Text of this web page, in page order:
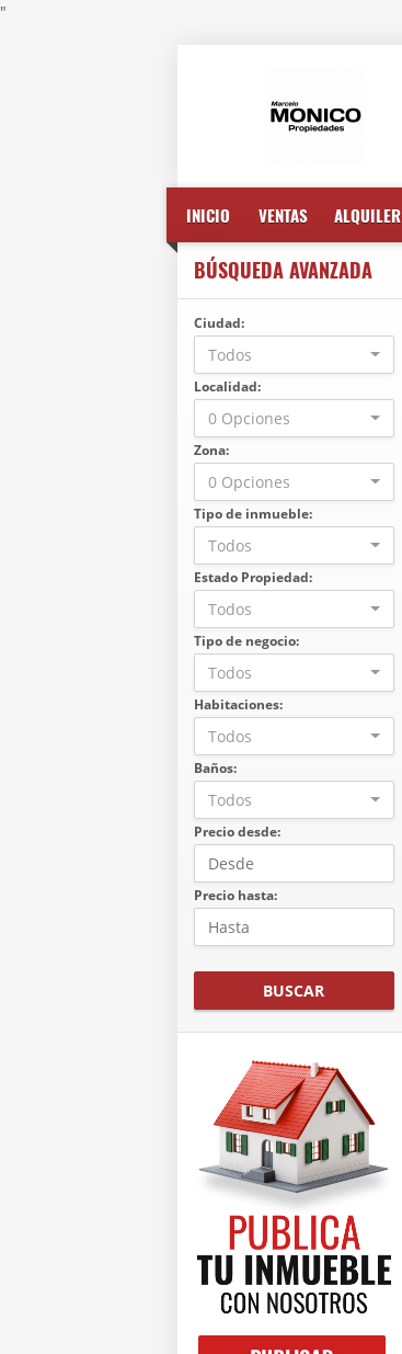
"
INICIO VENTAS ALQUILER
BÚSQUEDA AVANZADA
Ciudad:
Todos
Localidad:
0 Opciones
Zona:
0 Opciones
Tipo de inmueble:
Todos
Estado Propiedad:
Todos
Tipo de negocio:
Todos
Habitaciones:
Todos
Baños:
Todos
Precio desde:
Precio hasta:
BUSCAR